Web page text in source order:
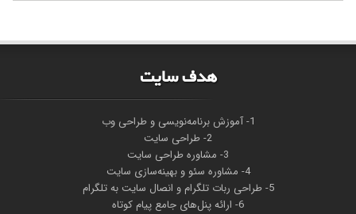
هدف سايت
1- آموزش برنامه‌نویسی و طراحی وب
2- طراحی سایت
3- مشاوره طراحی سایت
4- مشاوره سئو و بهینه‌سازی سایت
5- طراحی ربات تلگرام و انصال سایت به تلگرام
6- ارائه پنل‌های جامع پیام کوتاه